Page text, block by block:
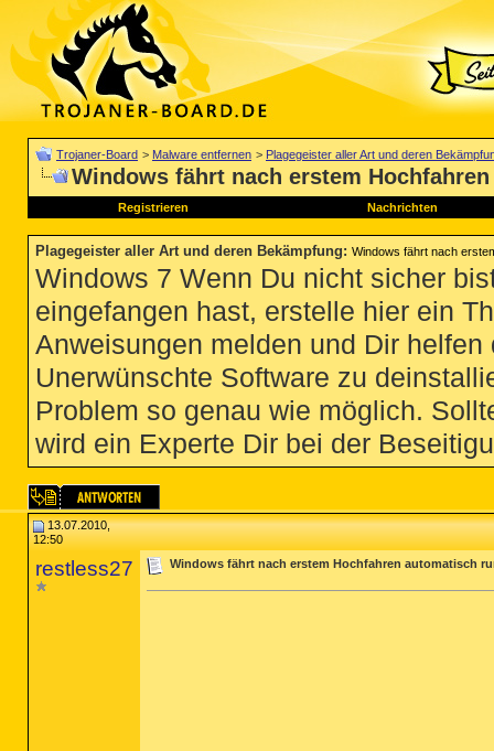
Trojaner-Board > Malware entfernen > Plagegeister aller Art und deren
Windows fährt nach erstem
Registrieren Nachrichten
Plagegeister aller Art und deren Bekämpfung: Windows fährt nach
Windows 7 Wenn Du nicht sicher
eingefangen hast, erstelle hier ein
Anweisungen melden und Dir
Unerwünschte Software zu
Problem so genau wie möglich.
wird ein Experte Dir bei der
13.07.2010,
12:50
restless27 Windows fährt nach erstem Hochfahren automatisch